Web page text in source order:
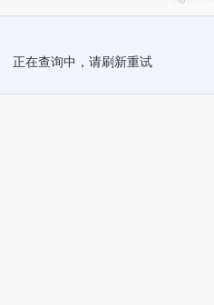
正在查询中，请刷新重试